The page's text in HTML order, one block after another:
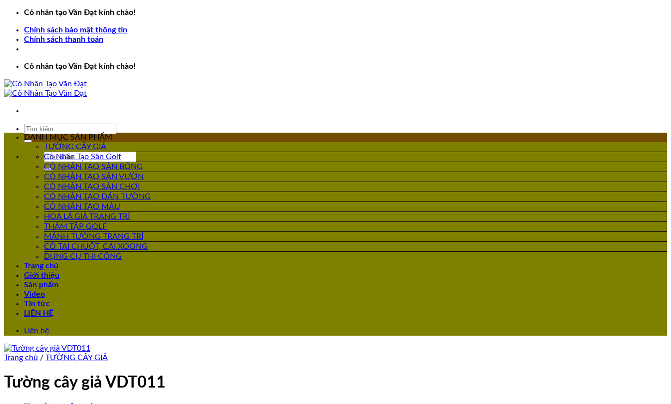
dung
Cỏ nhân tạo Văn Đạt kính chào!
Chính sách bảo mật thông tin
Chính sách thanh toán
Cỏ nhân tạo Văn Đạt kính chào!
Tìm
kiếm:
Tìm
kiếm:
DANH MỤC SẢN PHẨM
TƯỜNG CÂY GIẢ
Cỏ Nhân Tạo Sân Golf
CỎ NHÂN TẠO SÂN BÓNG
CỎ NHÂN TẠO SÂN VƯỜN
CỎ NHÂN TẠO SÂN CHƠI
CỎ NHÂN TẠO DÁN TƯỜNG
CỎ NHÂN TẠO MÀU
HOA LÁ GIẢ TRANG TRÍ
THẢM TẬP GOLF
MẢNH TƯỜNG TRANG TRÍ
CỎ TAI CHUỘT, CẢI XOONG
DỤNG CỤ THI CÔNG
Trang chủ
Giới thiệu
Sản phẩm
Video
Tin tức
LIÊN HỆ
Liên hệ
Trang chủ / TƯỜNG CÂY GIẢ
Tường cây giả VDT011